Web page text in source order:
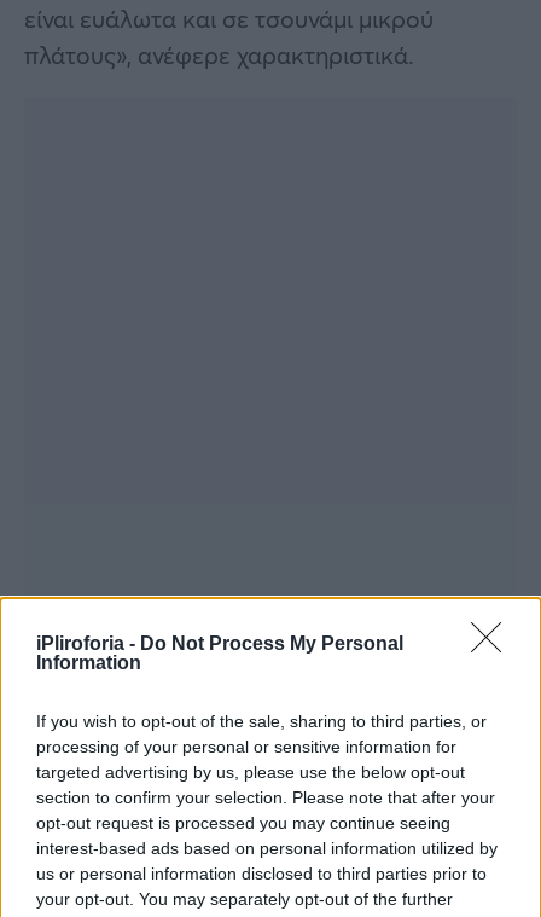
iPliroforia - Do Not Process My Personal
Information
If you wish to opt-out of the sale, sharing to third parties, or
processing of your personal or sensitive information for
targeted advertising by us, please use the below opt-out
section to confirm your selection. Please note that after your
opt-out request is processed you may continue seeing
interest-based ads based on personal information utilized by
us or personal information disclosed to third parties prior to
your opt-out. You may separately opt-out of the further
είναι ευάλωτα και σε τσουνάμι μικρού
πλάτους», ανέφερε χαρακτηριστικά.
Ο Αθανάσιος Γκανάς μιλώντας στο
Newsbomb.gr δήλωσε ότι στην περιοχή